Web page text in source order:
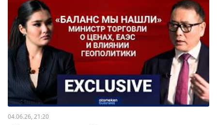
04.06.26, 21:20